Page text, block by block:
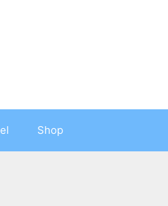
Shop